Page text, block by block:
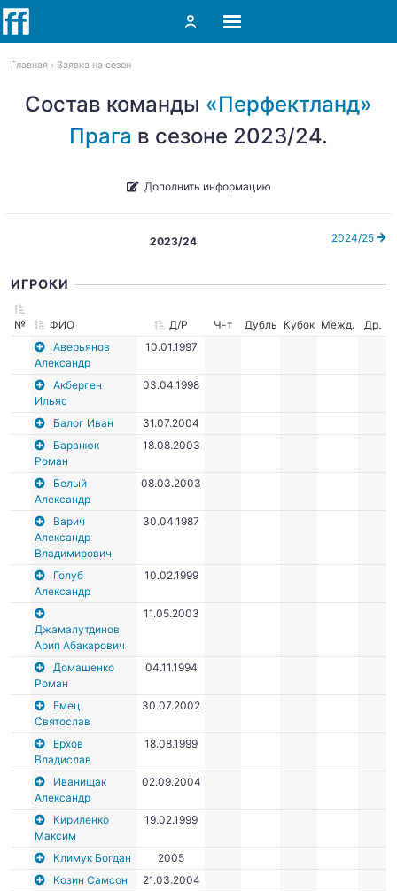
Главная Заявка на сезон
Состав команды «Перфектланд»
Прага в сезоне 2023/24.
Дополнить информацию
2024/25
2023/24
ИГРОКИ
№ ФИО Д/Р Ч-т Дубль Кубок Межд.
Др.
Аверьянов
Александр
10.01.1997
Акберген
Ильяс
03.04.1998
Балог Иван
31.07.2004
Баранюк
Роман
18.08.2003
Белый
Александр
08.03.2003
Варич
Александр
Владимирович
30.04.1987
Голуб
Александр
10.02.1999
Джамалутдинов
Арип Абакарович
11.05.2003
Домашенко
Роман
04.11.1994
Емец
Святослав
30.07.2002
Ерхов
Владислав
18.08.1999
Иванищак
Александр
02.09.2004
Кириленко
Максим
19.02.1999
Климук Богдан
2005
Козин Самсон
21.03.2004